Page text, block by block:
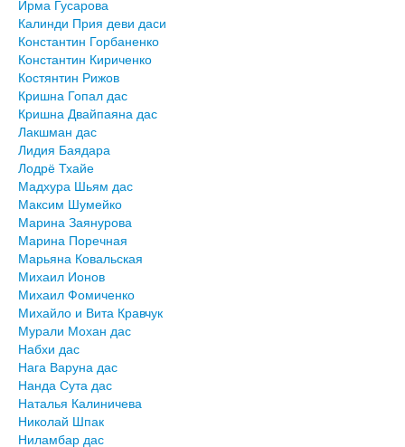
Ирма Гусарова
Калинди Прия деви даси
Константин Горбаненко
Константин Кириченко
Костянтин Рижов
Кришна Гопал дас
Кришна Двайпаяна дас
Лакшман дас
Лидия Баядара
Лодрё Тхайе
Мадхура Шьям дас
Максим Шумейко
Марина Заянурова
Марина Поречная
Марьяна Ковальская
Михаил Ионов
Михаил Фомиченко
Михайло и Вита Кравчук
Мурали Мохан дас
Набхи дас
Нага Варуна дас
Нанда Сута дас
Наталья Калиничева
Николай Шпак
Ниламбар дас